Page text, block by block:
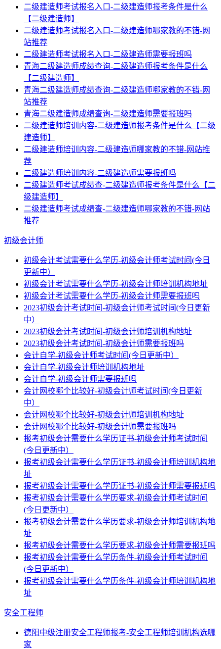
二级建造师考试报名入口-二级建造师报考条件是什么
【二级建造师】
二级建造师考试报名入口-二级建造师哪家教的不错-网
站推荐
二级建造师考试报名入口-二级建造师需要报班吗
青海二级建造师成绩查询-二级建造师报考条件是什么
【二级建造师】
青海二级建造师成绩查询-二级建造师哪家教的不错-网
站推荐
青海二级建造师成绩查询-二级建造师需要报班吗
二级建造师培训内容-二级建造师报考条件是什么【二级
建造师】
二级建造师培训内容-二级建造师哪家教的不错-网站推
荐
二级建造师培训内容-二级建造师需要报班吗
二级建造师考试成绩查-二级建造师报考条件是什么【二
级建造师】
二级建造师考试成绩查-二级建造师哪家教的不错-网站
推荐
初级会计师
初级会计考试需要什么学历-初级会计师考试时间(今日
更新中）
初级会计考试需要什么学历-初级会计师培训机构地址
初级会计考试需要什么学历-初级会计师需要报班吗
2023初级会计考试时间-初级会计师考试时间(今日更新
中）
2023初级会计考试时间-初级会计师培训机构地址
2023初级会计考试时间-初级会计师需要报班吗
会计自学-初级会计师考试时间(今日更新中）
会计自学-初级会计师培训机构地址
会计自学-初级会计师需要报班吗
会计网校哪个比较好-初级会计师考试时间(今日更新
中）
会计网校哪个比较好-初级会计师培训机构地址
会计网校哪个比较好-初级会计师需要报班吗
报考初级会计需要什么学历证书-初级会计师考试时间
(今日更新中）
报考初级会计需要什么学历证书-初级会计师培训机构地
址
报考初级会计需要什么学历证书-初级会计师需要报班吗
报考初级会计需要什么学历要求-初级会计师考试时间
(今日更新中）
报考初级会计需要什么学历要求-初级会计师培训机构地
址
报考初级会计需要什么学历要求-初级会计师需要报班吗
报考初级会计需要什么学历条件-初级会计师考试时间
(今日更新中）
报考初级会计需要什么学历条件-初级会计师培训机构地
址
安全工程师
德阳中级注册安全工程师报考-安全工程师培训机构选哪
家